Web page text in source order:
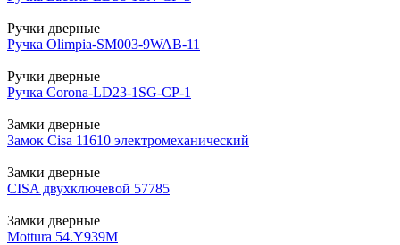
Ручки дверные
Ручка Olimpia-SM003-9WAB-11
Ручки дверные
Ручка Corona-LD23-1SG-CP-1
Замки дверные
Замок Cisa 11610 электромеханический
Замки дверные
CISA двухключевой 57785
Замки дверные
Mottura 54.Y939M